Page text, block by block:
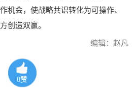
机会，使战略共识转化为可操作、
创造双赢。
编辑：赵凡
0赞